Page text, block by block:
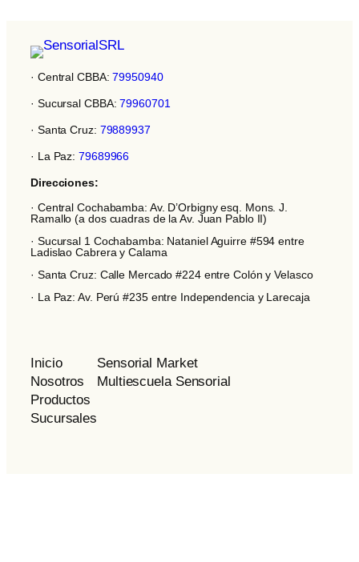
· Central CBBA:79950940
· Sucursal CBBA:79960701
· Santa Cruz: 79889937
· La Paz:79689966
Direcciones:
· Central Cochabamba: Av. D’Orbigny esq. Mons. J.
Ramallo (a dos cuadras de la Av. Juan Pablo II)
· Sucursal 1 Cochabamba: Nataniel Aguirre #594 entre
Ladislao Cabrera y Calama
· Santa Cruz: Calle Mercado #224 entre Colón y Velasco
· La Paz: Av. Perú #235 entre Independencia y Larecaja
Inicio
Nosotros
Productos
Sucursales
Sensorial Market
Multiescuela Sensorial